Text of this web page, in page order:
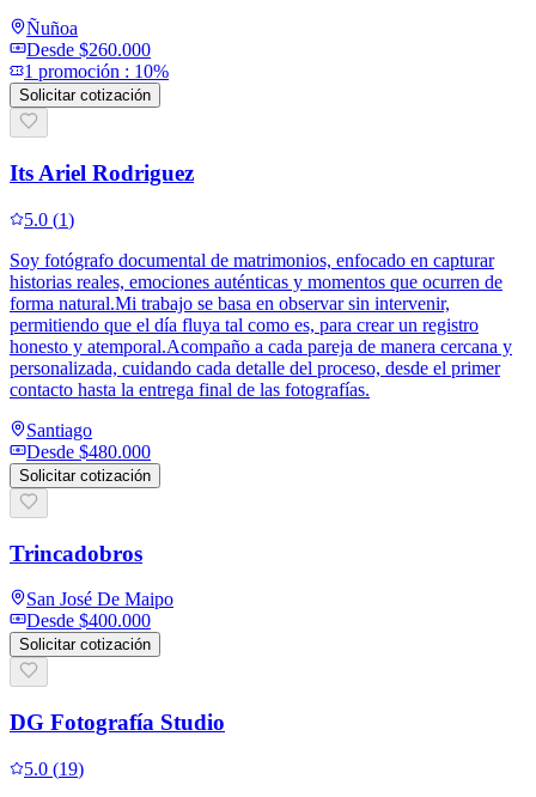
Ñuñoa
Desde $260.000
1 promoción : 10%
Solicitar cotización
Its Ariel Rodriguez
5.0 (1)
Soy fotógrafo documental de matrimonios, enfocado en capturar
historias reales, emociones auténticas y momentos que ocurren de
forma natural.Mi trabajo se basa en observar sin intervenir,
permitiendo que el día fluya tal como es, para crear un registro
honesto y atemporal.Acompaño a cada pareja de manera cercana y
personalizada, cuidando cada detalle del proceso, desde el primer
contacto hasta la entrega final de las fotografías.
Santiago
Desde $480.000
Solicitar cotización
Trincadobros
San José De Maipo
Desde $400.000
Solicitar cotización
DG Fotografía Studio
5.0 (19)